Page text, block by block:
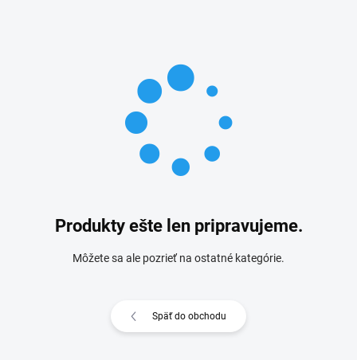
Produkty ešte len pripravujeme.
Môžete sa ale pozrieť na ostatné kategórie.
Späť do obchodu